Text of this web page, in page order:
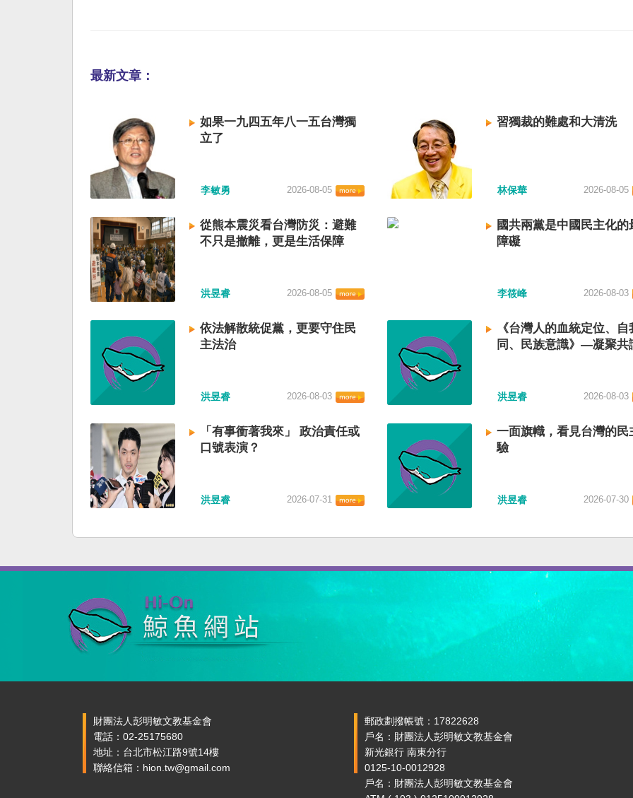
最新文章：
如果一九四五年八一五台灣獨
立了
李敏勇 2026-08-05
習獨裁的難處和大清洗
林保華 2026-08-05
從熊本震災看台灣防災：避難
不只是撤離，更是生活保障
洪昱睿 2026-08-05
國共兩黨是中國民主化的
障礙
李筱峰 2026-08-03
依法解散統促黨，更要守住民
主法治
洪昱睿 2026-08-03
《台灣人的血統定位、自
同、民族意識》—凝聚共
洪昱睿 2026-08-03
「有事衝著我來」 政治責任或
口號表演？
洪昱睿 2026-07-31
一面旗幟，看見台灣的民
驗
洪昱睿 2026-07-30
財團法人彭明敏文教基金會
電話：02-25175680
地址：台北市松江路9號14樓
聯絡信箱：hion.tw@gmail.com
郵政劃撥帳號：17822628
戶名：財團法人彭明敏文教基金會
新光銀行 南東分行
0125-10-0012928
戶名：財團法人彭明敏文教基金會